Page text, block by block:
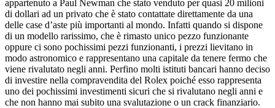
appartenuto a Paul Newman che stato venduto per quasi 20 milioni
di dollari ad un privato che è stato contattate direttamente da una
delle case d’aste più importanti al mondo. Infatti quando si dispone
di un modello rarissimo, che è rimasto unico pezzo funzionante
oppure ci sono pochissimi pezzi funzionanti, i prezzi lievitano in
modo astronomico e rappresentano una capitale da tenere fermo che
viene rivalutato negli anni. Perfino molti istituti bancari hanno deciso
di investire nella compravendita del Rolex poiché esso rappresenta
uno dei pochissimi investimenti sicuri che si rivalutano negli anni e
che non hanno mai subito una svalutazione o un crack finanziario.